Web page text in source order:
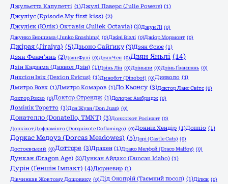
Джульєтта Капулетті (1)Джулі Паверс (Julie Powers) (1)
Джуліус (Episode.My first kiss) (2)
Джулієк (Юлік) Октавія (Juliek Octavia) (2)Джун Лі (0)
Джунко Еношима (Junko Enoshima) (0)Джіні Візлі (0)Джіор Мормонт (0)
Джірая (Jiraiya) (5)Дзьоно Сайґику (3)Дзян Єсює (1)
Дзян Фенм'янь (2)Дзян Фулі (0)Дзян Чен (0)Дзян Яньлі (14)
Дзін Кадзама (Диявол Дзін) (1)Дзінь Лін (0)Дзіньши (0)Дзінь Ґваншань (0)
Диксіон Івік (Dexion Evicus) (1)Динобот (Dinobot) (0)Дияволо (1)
Дмитро Вовк (1)Дмитро Комаров (1)До Кьонсу (3)Доктор Ланс Світс (0)
Доктор Рокзо (0)Доктор Стрендж (1)Долорес Амбридж (0)
Домінік Торетто (1)Дон Жуан (Don Juan) (0)
Донателло (Donatello, TMNT) (3)Донккіхот Росінант (0)
Донкіхот Дофламінго (Donquixote Doflamingo) (0)Доннік Хендір (1)Доппіо (1)
Доркас Медоуз (Dorcas Meadowes) (5)Дорі (Castle Cats) (0)
Достоєвський (0)Дотторе (3)Дракен (1)Драко Мелфой (Draco Malfoy) (0)
Дункан (Dragon Age) (2)Дункан Айдахо (Duncan Idaho) (1)
Дурін (Ґеншін Імпакт) (4)Дюрневир (1)
Дівчинка в Жовтому Дощовику (0)Дід Онопрій (Таємний посол) (1)Ділюк (0)